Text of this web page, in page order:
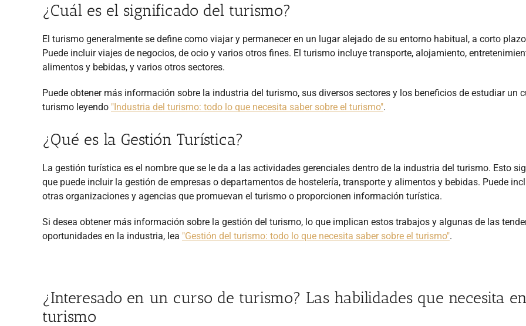
¿Cuál es el significado del turismo?
El turismo generalmente se define como viajar y permanecer en un lugar alejado de su entorno habitual, a corto
Puede incluir viajes de negocios, de ocio y varios otros fines. El turismo incluye transporte, alojamiento,
alimentos y bebidas, y varios otros sectores.
Puede obtener más información sobre la industria del turismo, sus diversos sectores y los beneficios de estudiar un
turismo leyendo "Industria del turismo: todo lo que necesita saber sobre el turismo".
¿Qué es la Gestión Turística?
La gestión turística es el nombre que se le da a las actividades gerenciales dentro de la industria del turismo. Esto
que puede incluir la gestión de empresas o departamentos de hostelería, transporte y alimentos y bebidas. Puede
otras organizaciones y agencias que promuevan el turismo o proporcionen información turística.
Si desea obtener más información sobre la gestión del turismo, lo que implican estos trabajos y algunas de las
oportunidades en la industria, lea "Gestión del turismo: todo lo que necesita saber sobre el turismo".
¿Interesado en un curso de turismo? Las habilidades que necesita
turismo